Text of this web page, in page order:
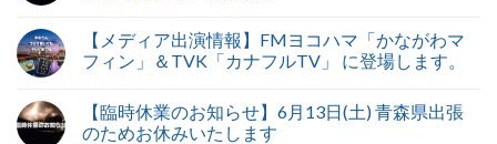
【メディア出演情報】FMヨコハマ「かながわマ
フィン」＆TVK「カナフルTV」 に登場します。
【臨時休業のお知らせ】6月13日(土) 青森県出張
のためお休みいたします